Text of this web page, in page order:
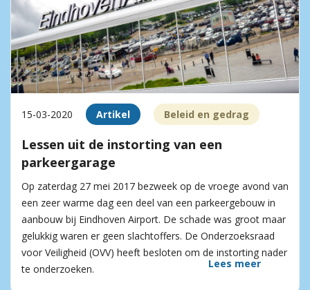
15-03-2020 Artikel Beleid en gedrag
Lessen uit de instorting van een
parkeergarage
Op zaterdag 27 mei 2017 bezweek op de vroege avond van
een zeer warme dag een deel van een parkeergebouw in
aanbouw bij Eindhoven Airport. De schade was groot maar
gelukkig waren er geen slachtoffers. De Onderzoeksraad
voor Veiligheid (OVV) heeft besloten om de instorting nader
te onderzoeken.
Lees meer